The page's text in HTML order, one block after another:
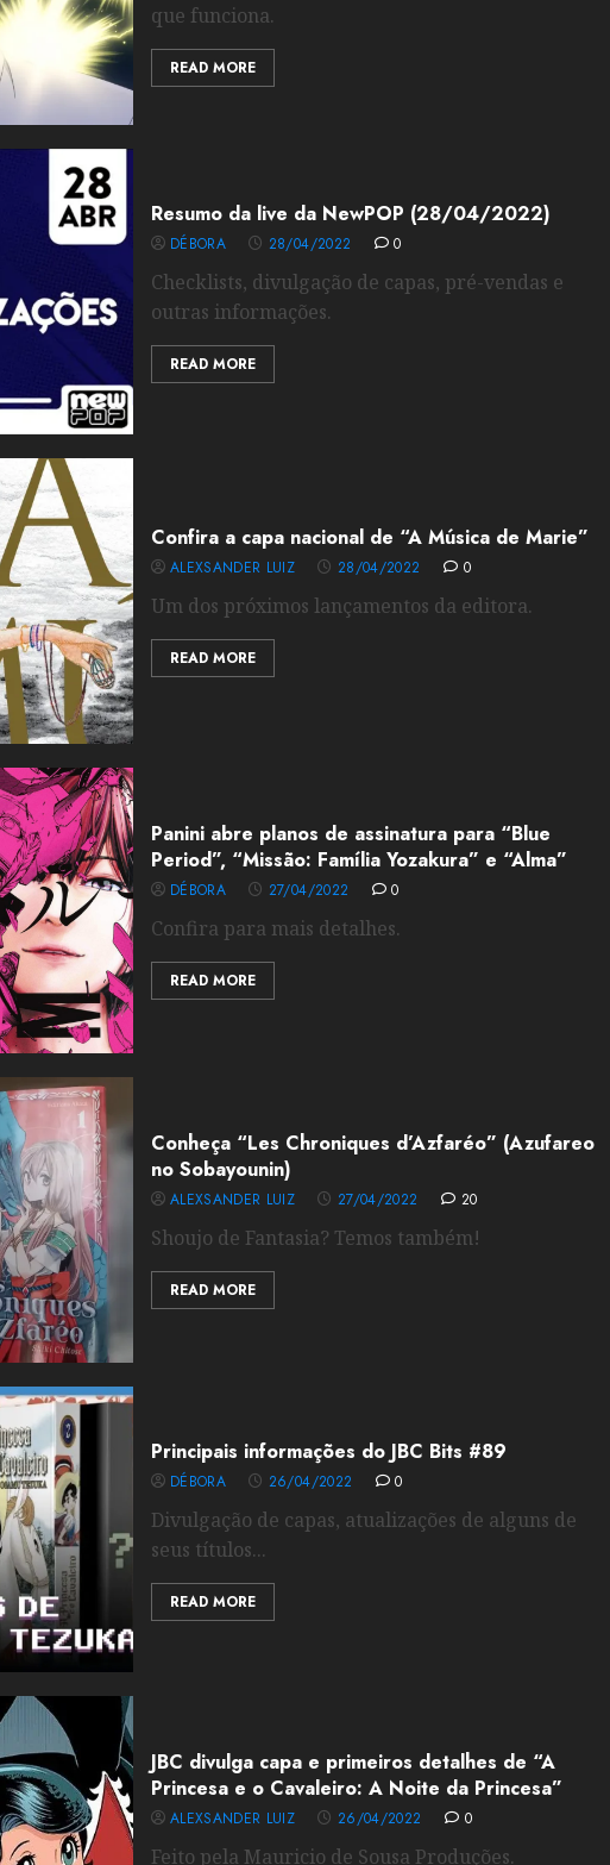
que funciona.
READ MORE
Resumo da live da NewPOP (28/04/2022)
DÉBORA 28/04/2022 0
Checklists, divulgação de capas, pré-vendas e
outras informações.
READ MORE
Confira a capa nacional de “A Música de Marie”
ALEXSANDER LUIZ 28/04/2022 0
Um dos próximos lançamentos da editora.
READ MORE
Panini abre planos de assinatura para “Blue
Period”, “Missão: Família Yozakura” e “Alma”
DÉBORA 27/04/2022 0
Confira para mais detalhes.
READ MORE
Conheça “Les Chroniques d’Azfaréo” (Azufareo
no Sobayounin)
ALEXSANDER LUIZ 27/04/2022 20
Shoujo de Fantasia? Temos também!
READ MORE
Principais informações do JBC Bits #89
DÉBORA 26/04/2022 0
Divulgação de capas, atualizações de alguns de
seus títulos...
READ MORE
JBC divulga capa e primeiros detalhes de “A
Princesa e o Cavaleiro: A Noite da Princesa”
ALEXSANDER LUIZ 26/04/2022 0
Feito pela Mauricio de Sousa Produções.